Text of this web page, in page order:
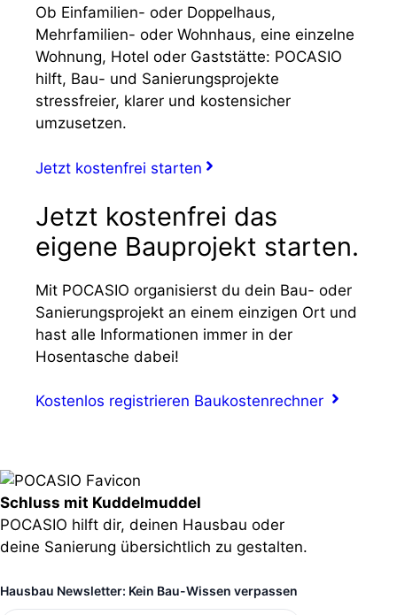
Ob Einfamilien- oder Doppelhaus,
Mehrfamilien- oder Wohnhaus, eine einzelne
Wohnung, Hotel oder Gaststätte: POCASIO
hilft, Bau- und Sanierungsprojekte
stressfreier, klarer und kostensicher
umzusetzen.
Jetzt kostenfrei starten
Jetzt kostenfrei das
eigene Bauprojekt starten.
Mit POCASIO organisierst du dein Bau- oder
Sanierungsprojekt an einem einzigen Ort und
hast alle Informationen immer in der
Hosentasche dabei!
Kostenlos registrieren Baukostenrechner
Schluss mit Kuddelmuddel
POCASIO hilft dir, deinen Hausbau oder
deine Sanierung übersichtlich zu gestalten.
Hausbau Newsletter: Kein Bau-Wissen verpassen